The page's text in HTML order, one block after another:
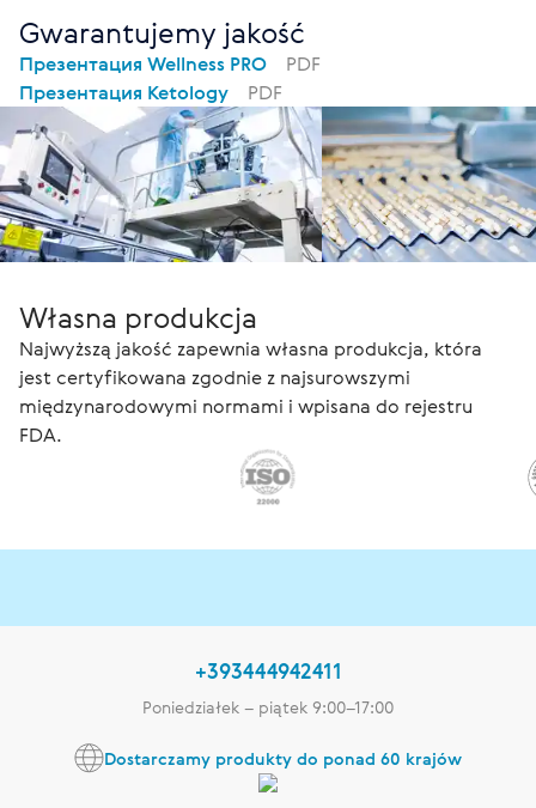
Gwarantujemy jakość
Презентация Wellness PRO
PDF
Презентация Ketology
PDF
Własna produkcja
Najwyższą jakość zapewnia własna produkcja, która
jest certyfikowana zgodnie z najsurowszymi
międzynarodowymi normami i wpisana do rejestru
FDA.
+393444942411
Poniedziałek – piątek 9:00–17:00
Dostarczamy produkty do ponad 60 krajów